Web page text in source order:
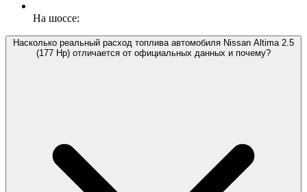
На шоссе:
Насколько реальный расход топлива автомобиля Nissan Altima 2.5
(177 Hp) отличается от официальных данных и почему?